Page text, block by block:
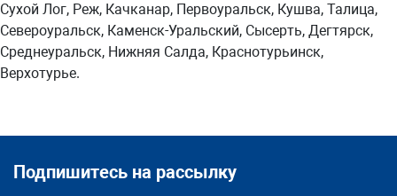
Сухой Лог, Реж, Качканар, Первоуральск, Кушва, Талица,
Североуральск, Каменск-Уральский, Сысерть, Дегтярск,
Среднеуральск, Нижняя Салда, Краснотурьинск,
Верхотурье.
Подпишитесь на рассылку